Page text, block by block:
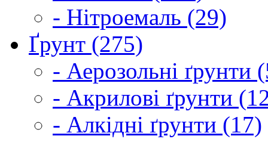
- Нітроемаль (29)
Ґрунт (275)
- Аерозольні ґрунти
- Акрилові ґрунти
- Алкідні ґрунти (17)